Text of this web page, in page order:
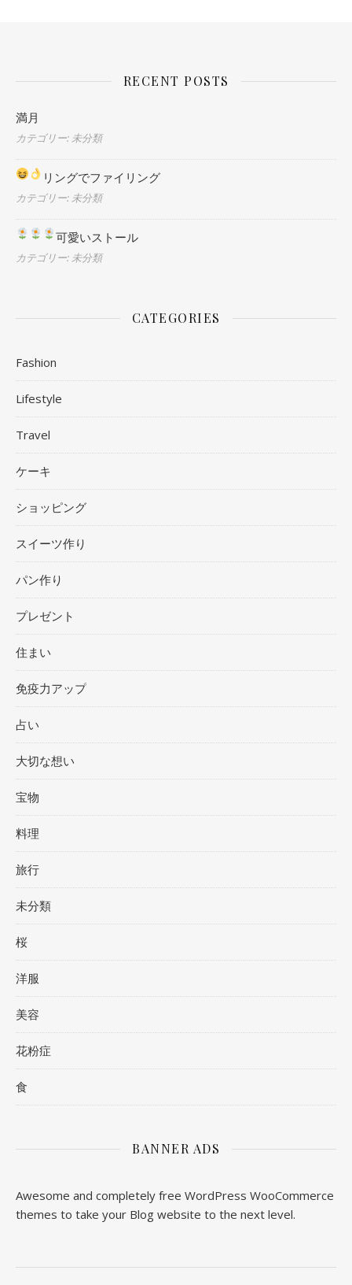
RECENT POSTS
満月
カテゴリー: 未分類
リングでファイリング
カテゴリー: 未分類
可愛いストール
カテゴリー: 未分類
CATEGORIES
Fashion
Lifestyle
Travel
ケーキ
ショッピング
スイーツ作り
パン作り
プレゼント
住まい
免疫力アップ
占い
大切な想い
宝物
料理
旅行
未分類
桜
洋服
美容
花粉症
食
BANNER ADS
Awesome and completely free WordPress WooCommerce
themes to take your Blog website to the next level.